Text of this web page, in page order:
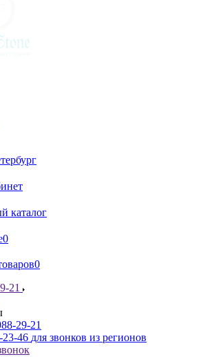
каталог
0
0
21
29-21
23-46 для звонков из регионов